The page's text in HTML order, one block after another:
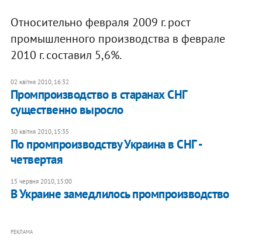
Относительно февраля 2009 г. рост
промышленного производства в феврале
2010 г. составил 5,6%.
02 квітня 2010, 16:32
Промпроизводство в старанах СНГ
существенно выросло
30 квітня 2010, 15:35
По промпроизводству Украина в СНГ -
четвертая
15 червня 2010, 15:00
В Украине замедлилось промпроизводство
РЕКЛАМА